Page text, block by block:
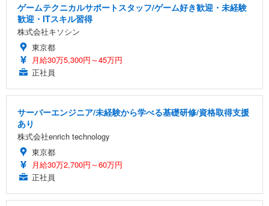
ゲームテクニカルサポートスタッフ/ゲーム好き歓迎・未経験
歓迎・ITスキル習得
株式会社キソシン
東京都
月給30万5,300円～45万円
正社員
サーバーエンジニア/未経験から学べる基礎研修/資格取得支援
あり
株式会社enrich technology
東京都
月給30万2,700円～60万円
正社員